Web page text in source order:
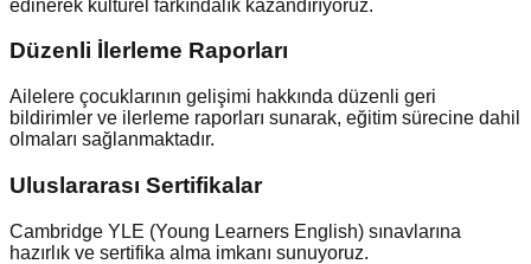
edinerek kültürel farkındalık kazandırıyoruz.
Düzenli İlerleme Raporları
Ailelere çocuklarının gelişimi hakkında düzenli geri
bildirimler ve ilerleme raporları sunarak, eğitim sürecine dahil
olmaları sağlanmaktadır.
Uluslararası Sertifikalar
Cambridge YLE (Young Learners English) sınavlarına
hazırlık ve sertifika alma imkanı sunuyoruz.